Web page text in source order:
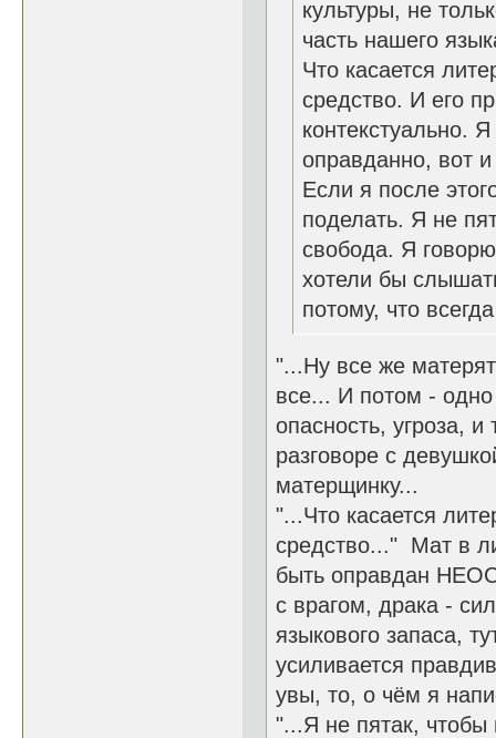
культуры, не
часть нашего
Что касается
средство. И его
контекстуально.
оправданно, вот
Если я после
поделать. Я не
свобода. Я говорю
хотели бы
потому, что
"...Ну все же
все... И потом - одно
опасность, угроза,
разговоре с
матерщинку...
"...Что касается
средство..." Мат в
быть оправдан
с врагом, драка -
языкового запаса,
усиливается
увы, то, о чём я
"...Я не пятак,